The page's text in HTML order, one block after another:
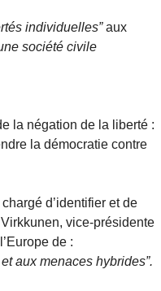
individuelles”aux
société civile
la négation de la liberté :
la démocratie contre
d’identifier et de
vice-présidente
de :
aux menaces hybrides”.